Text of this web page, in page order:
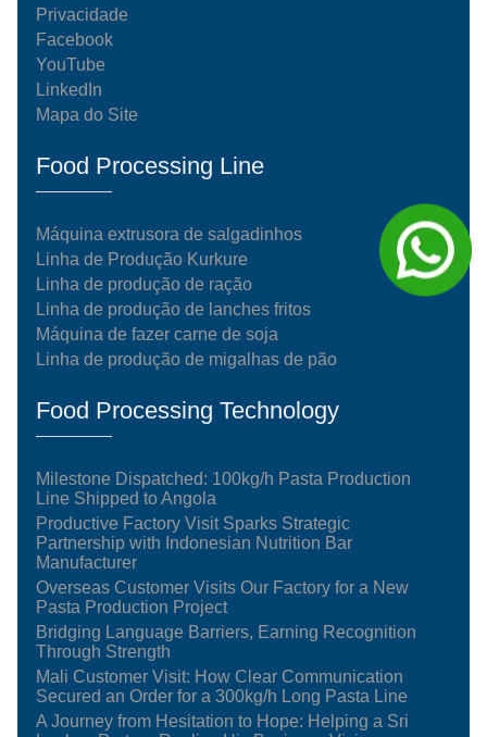
Privacidade
Facebook
YouTube
LinkedIn
Mapa do Site
Food Processing Line
Máquina extrusora de salgadinhos
Linha de Produção Kurkure
Linha de produção de ração
Linha de produção de lanches fritos
Máquina de fazer carne de soja
Linha de produção de migalhas de pão
Food Processing Technology
Milestone Dispatched: 100kg/h Pasta Production
Line Shipped to Angola
Productive Factory Visit Sparks Strategic
Partnership with Indonesian Nutrition Bar
Manufacturer
Overseas Customer Visits Our Factory for a New
Pasta Production Project
Bridging Language Barriers, Earning Recognition
Through Strength
Mali Customer Visit: How Clear Communication
Secured an Order for a 300kg/h Long Pasta Line
A Journey from Hesitation to Hope: Helping a Sri